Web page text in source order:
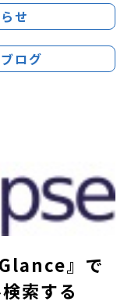
せ
ログ
』で
索する